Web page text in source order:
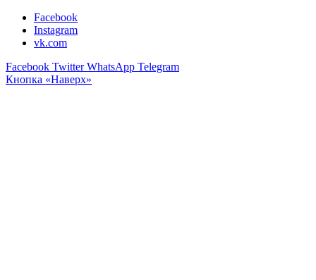
Facebook
Instagram
vk.com
Facebook Twitter WhatsApp Telegram
Кнопка «Наверх»